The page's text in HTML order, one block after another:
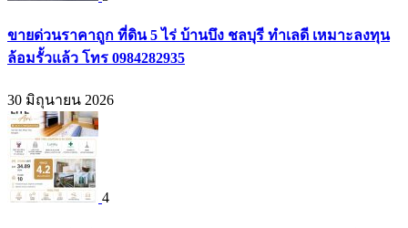
ขายด่วนราคาถูก ที่ดิน 5 ไร่ บ้านบึง ชลบุรี ทำเลดี เหมาะลงทุน
ล้อมรั้วแล้ว โทร 0984282935
30 มิถุนายน 2026
4